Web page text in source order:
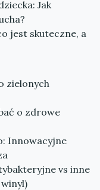
Jak
jest skuteczne, a
zielonych
o zdrowe
Innowacyjne
vs inne